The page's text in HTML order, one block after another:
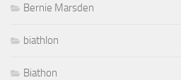
Bernie Marsden
biathlon
Biathon